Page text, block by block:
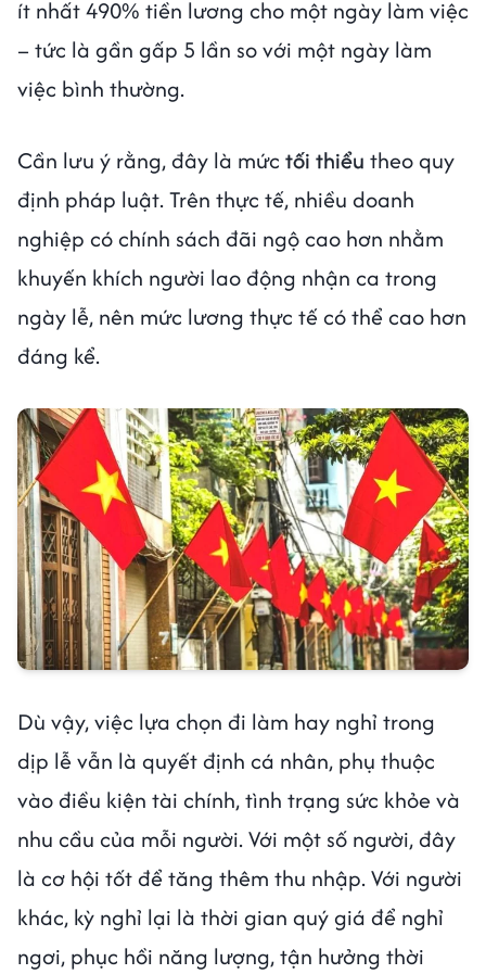
ít nhất 490% tiền lương cho một ngày làm việc
– tức là gần gấp 5 lần so với một ngày làm
việc bình thường.
Cần lưu ý rằng, đây là mức tối thiểu theo quy
định pháp luật. Trên thực tế, nhiều doanh
nghiệp có chính sách đãi ngộ cao hơn nhằm
khuyến khích người lao động nhận ca trong
ngày lễ, nên mức lương thực tế có thể cao hơn
đáng kể.
Dù vậy, việc lựa chọn đi làm hay nghỉ trong
dịp lễ vẫn là quyết định cá nhân, phụ thuộc
vào điều kiện tài chính, tình trạng sức khỏe và
nhu cầu của mỗi người. Với một số người, đây
là cơ hội tốt để tăng thêm thu nhập. Với người
khác, kỳ nghỉ lại là thời gian quý giá để nghỉ
ngơi, phục hồi năng lượng, tận hưởng thời